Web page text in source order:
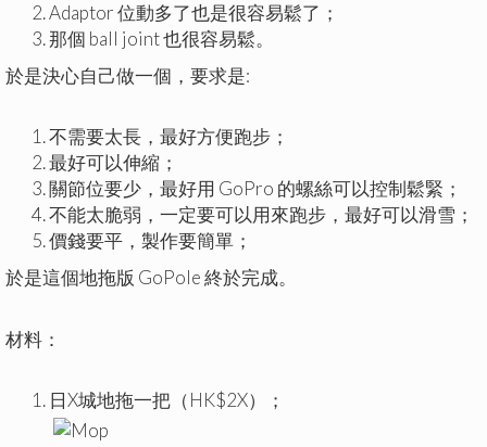
Adaptor 位動多了也是很容易鬆了；
那個 ball joint 也很容易鬆。
於是決心自己做一個，要求是:
不需要太長，最好方便跑步；
最好可以伸縮；
關節位要少，最好用 GoPro 的螺絲可以控制鬆緊；
不能太脆弱，一定要可以用來跑步，最好可以滑雪；
價錢要平，製作要簡單；
於是這個地拖版 GoPole 終於完成。
材料：
日X城地拖一把（HK$2X）；